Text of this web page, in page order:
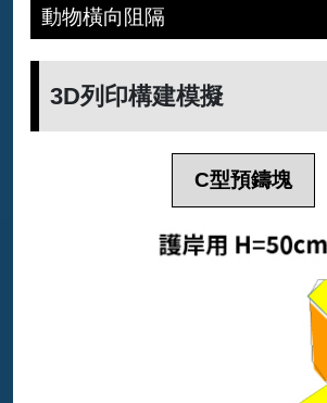
動物橫向阻隔
3D列印構建模擬
C型預鑄塊